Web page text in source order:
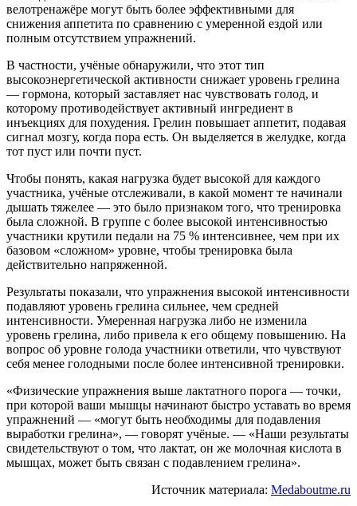
велотренажёре могут быть более эффективными для
снижения аппетита по сравнению с умеренной ездой или
полным отсутствием упражнений.
В частности, учёные обнаружили, что этот тип
высокоэнергетической активности снижает уровень грелина
— гормона, который заставляет нас чувствовать голод, и
которому противодействует активный ингредиент в
инъекциях для похудения. Грелин повышает аппетит, подавая
сигнал мозгу, когда пора есть. Он выделяется в желудке, когда
тот пуст или почти пуст.
Чтобы понять, какая нагрузка будет высокой для каждого
участника, учёные отслеживали, в какой момент те начинали
дышать тяжелее — это было признаком того, что тренировка
была сложной. В группе с более высокой интенсивностью
участники крутили педали на 75 % интенсивнее, чем при их
базовом «сложном» уровне, чтобы тренировка была
действительно напряженной.
Результаты показали, что упражнения высокой интенсивности
подавляют уровень грелина сильнее, чем средней
интенсивности. Умеренная нагрузка либо не изменила
уровень грелина, либо привела к его общему повышению. На
вопрос об уровне голода участники ответили, что чувствуют
себя менее голодными после более интенсивной тренировки.
«Физические упражнения выше лактатного порога — точки,
при которой ваши мышцы начинают быстро уставать во время
упражнений — «могут быть необходимы для подавления
выработки грелина», — говорят учёные. — «Наши результаты
свидетельствуют о том, что лактат, он же молочная кислота в
мышцах, может быть связан с подавлением грелина».
Источник материала: Medaboutme.ru